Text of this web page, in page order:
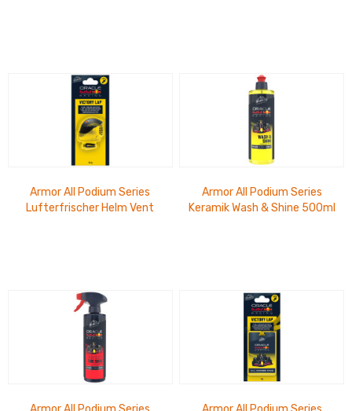
Armor All Podium Series
Lufterfrischer Helm Vent
Armor All Podium Series
Keramik Wash & Shine 500ml